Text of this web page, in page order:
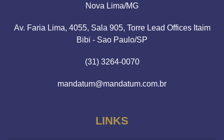
Nova Lima/MG
Av. Faria Lima, 4055, Sala 905, Torre Lead Offices Itaim
Bibi - Sao Paulo/SP
(31) 3264-0070
mandatum@mandatum.com.br
LINKS